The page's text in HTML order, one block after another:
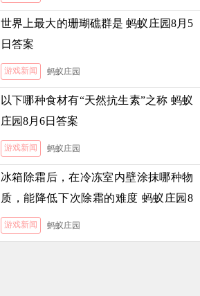
世界上最大的珊瑚礁群是 蚂蚁庄园8月5
日答案
游戏新闻 蚂蚁庄园
以下哪种食材有“天然抗生素”之称 蚂蚁
庄园8月6日答案
游戏新闻 蚂蚁庄园
冰箱除霜后，在冷冻室内壁涂抹哪种物
质，能降低下次除霜的难度 蚂蚁庄园8
月5日答案
游戏新闻 蚂蚁庄园